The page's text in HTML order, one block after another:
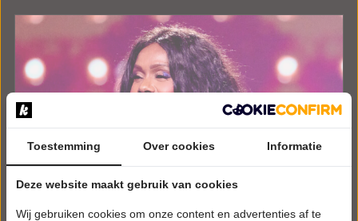
Toestemming Over cookies Informatie
Deze website maakt gebruik van cookies
Wij gebruiken cookies om onze content en advertenties af te